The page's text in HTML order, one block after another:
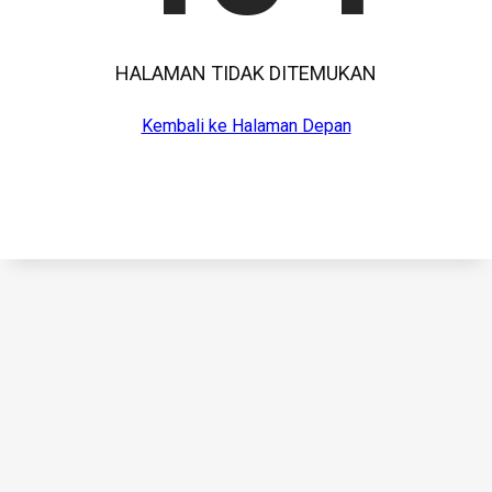
HALAMAN TIDAK DITEMUKAN
Kembali ke Halaman Depan